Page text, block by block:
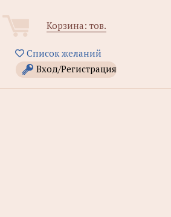
Корзина: тов.
Список желаний
Вход/Регистрация